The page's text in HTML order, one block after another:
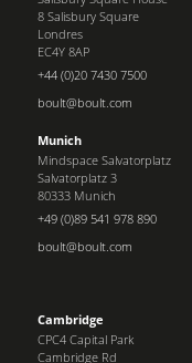
8 Salisbury Square
Londres
EC4Y 8AP
+44 (0)20 7430 7500
boult@boult.com
Munich
Mindspace Salvatorplatz
Salvatorplatz 3
80333 Munich
+49 (0)89 541 978 890
boult@boult.com
Cambridge
CPC4 Capital Park
Cambridge Rd